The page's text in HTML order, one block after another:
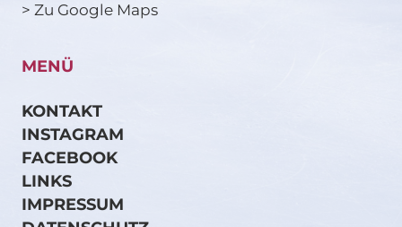
> Zu Google Maps
MENÜ
KONTAKT
INSTAGRAM
FACEBOOK
LINKS
IMPRESSUM